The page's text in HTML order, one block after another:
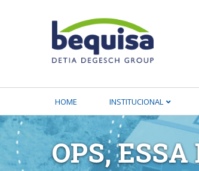
HOME INSTITUCIONAL
OPS,